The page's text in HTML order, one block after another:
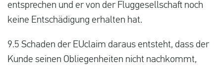
entsprechen und er von der Fluggesellschaft noch
keine Entschädigung erhalten hat.
9.5 Schaden der EUclaim daraus entsteht, dass der
Kunde seinen Obliegenheiten nicht nachkommt,